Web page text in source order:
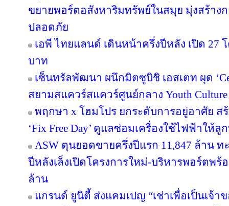
ขยายพอร์ตอสังหาริมทรัพย์ในสมุย มุ่งสร้าง
ปลอดภัย
เอพี ไทยแลนด์ เดินหน้าครึ่งปีหลัง เปิด 27
บาท
เซ็นทรัลพัฒนา ผนึกมิตซูบิชิ เอสเตท ผุด
สยามสแควร์สแควร์ศูนย์กลาง Youth
พฤกษา x โฮมโปร ยกระดับการอยู่อาศัย สร้า
‘Fix Free Day’ ดูแลซ่อมเครื่องใช้ไฟฟ้าให้
ASW ตุนยอดขายครึ่งปีแรก 11,847 ล้าน ท
ปีหลังเล็งเปิดโครงการใหม่-บริหารพอร์ตพร้
ล้าน
แกรนด์ ยูนิตี้ ส่งแคมเปญ “เช่าเพื่อเป็นเจ้า